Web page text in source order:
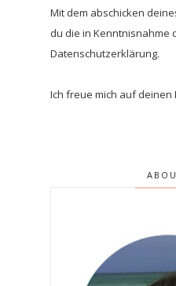
Mit dem abschicken
du die in Kenntnisnahme
Datenschutzerklärung.
Ich freue mich auf deinen